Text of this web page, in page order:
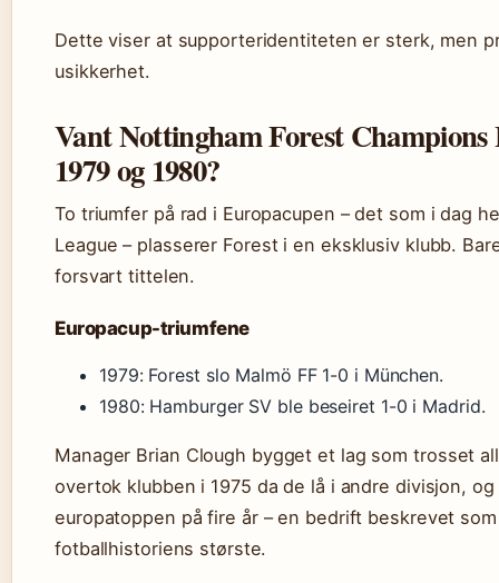
Dette viser at supporteridentiteten er sterk, men
usikkerhet.
Vant Nottingham Forest Champions
1979 og 1980?
To triumfer på rad i Europacupen – det som i dag
League – plasserer Forest i en eksklusiv klubb.
forsvart tittelen.
Europacup-triumfene
1979: Forest slo Malmö FF 1-0 i München.
1980: Hamburger SV ble beseiret 1-0 i Madrid.
Manager Brian Clough bygget et lag som trosset
overtok klubben i 1975 da de lå i andre divisjon,
europatoppen på fire år – en bedrift beskrevet
fotballhistoriens største.